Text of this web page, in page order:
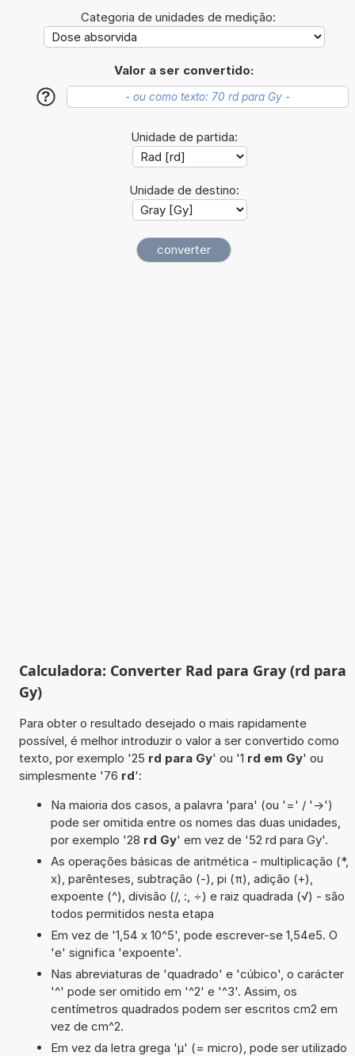
Categoria de unidades de medição:
Valor a ser convertido:
?
Unidade de partida:
Unidade de destino:
Calculadora: Converter Rad para Gray (rd para
Gy)
Para obter o resultado desejado o mais rapidamente
possível, é melhor introduzir o valor a ser convertido como
texto, por exemplo '25 rd para Gy' ou '1 rd em Gy' ou
simplesmente '76 rd':
Na maioria dos casos, a palavra 'para' (ou '=' / '->')
pode ser omitida entre os nomes das duas unidades,
por exemplo '28 rd Gy' em vez de '52 rd para Gy'.
As operações básicas de aritmética - multiplicação (*,
x), parênteses, subtração (-), pi (π), adição (+),
expoente (^), divisão (/, :, ÷) e raiz quadrada (√) - são
todos permitidos nesta etapa
Em vez de '1,54 x 10^5', pode escrever-se 1,54e5. O
'e' significa 'expoente'.
Nas abreviaturas de 'quadrado' e 'cúbico', o carácter
'^' pode ser omitido em '^2' e '^3'. Assim, os
centímetros quadrados podem ser escritos cm2 em
vez de cm^2.
Em vez da letra grega 'µ' (= micro), pode ser utilizado